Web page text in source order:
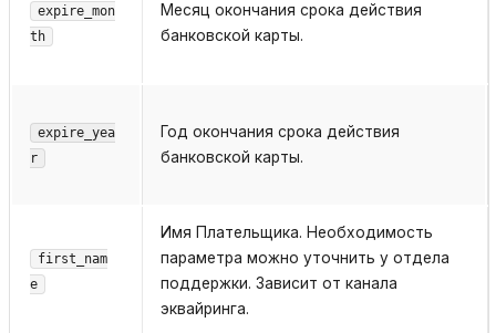
expire_mon
th
Месяц окончания срока действия
банковской карты.
expire_yea
r
Год окончания срока действия
банковской карты.
first_nam
e
Имя Плательщика. Необходимость
параметра можно уточнить у отдела
поддержки. Зависит от канала
эквайринга.